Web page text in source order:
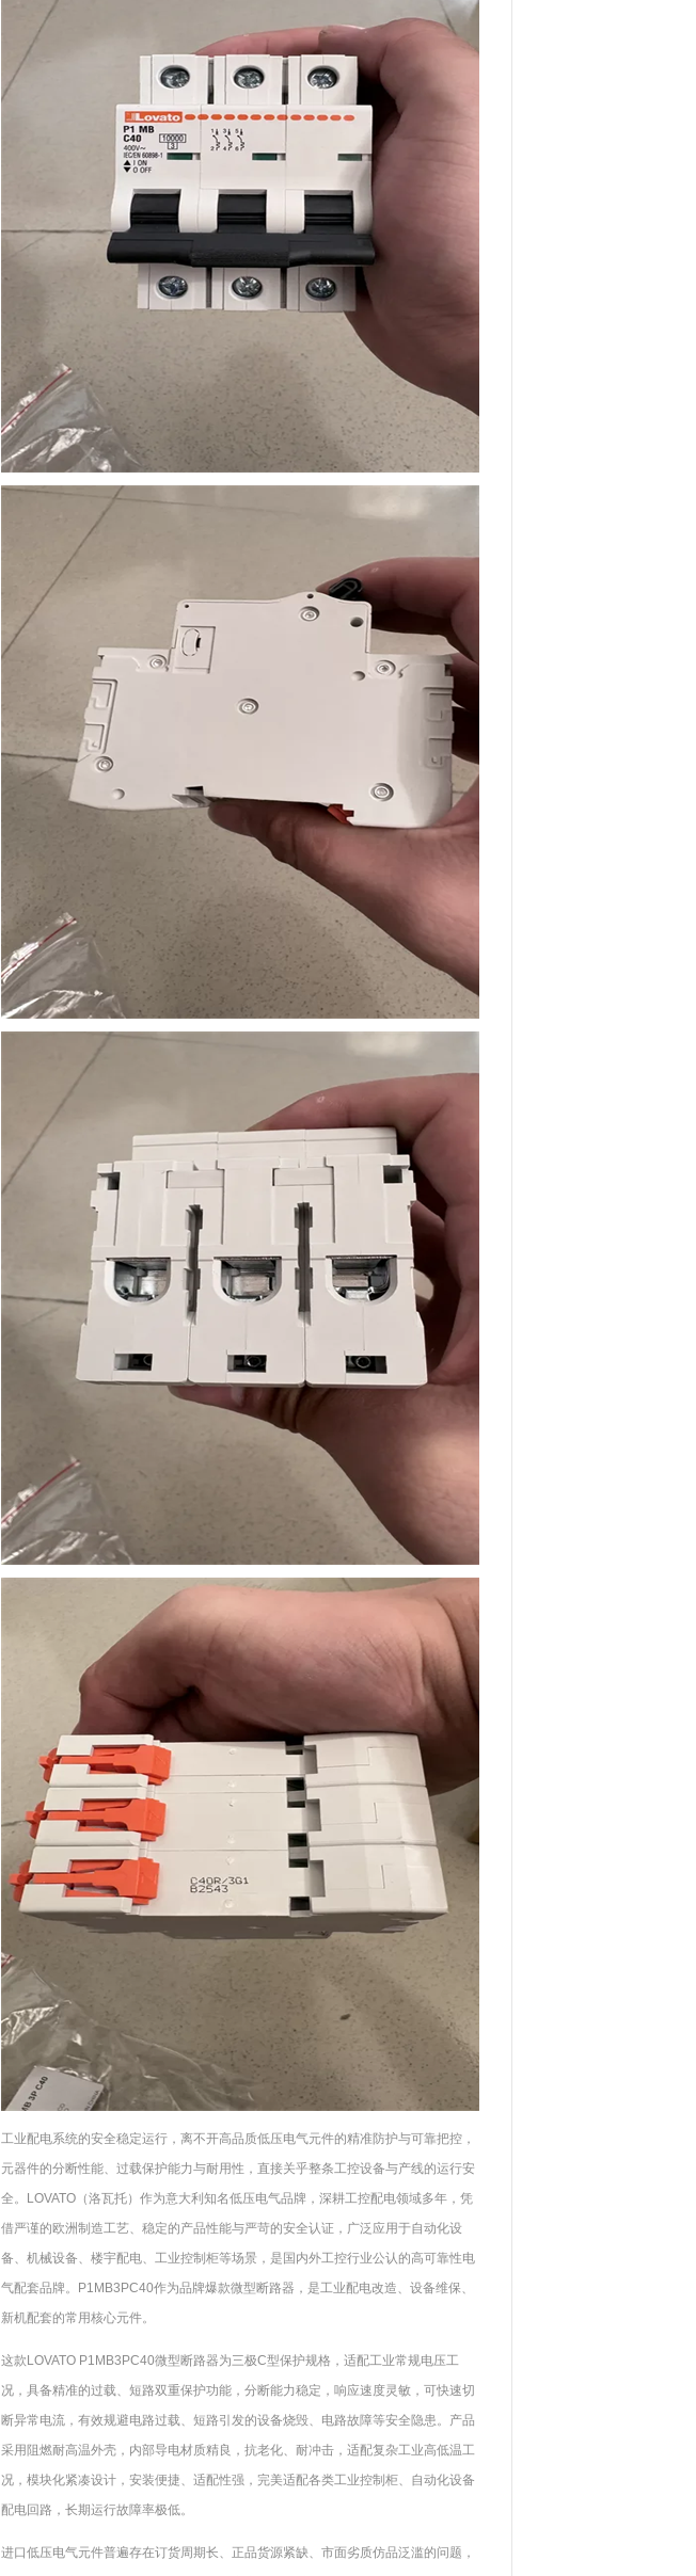
工业配电系统的安全稳定运行，离不开高品质低压电气元件的精准防护与可靠把控，
元器件的分断性能、过载保护能力与耐用性，直接关乎整条工控设备与产线的运行安
全。LOVATO（洛瓦托）作为意大利知名低压电气品牌，深耕工控配电领域多年，凭
借严谨的欧洲制造工艺、稳定的产品性能与严苛的安全认证，广泛应用于自动化设
备、机械设备、楼宇配电、工业控制柜等场景，是国内外工控行业公认的高可靠性电
气配套品牌。P1MB3PC40作为品牌爆款微型断路器，是工业配电改造、设备维保、
新机配套的常用核心元件。
这款LOVATO P1MB3PC40微型断路器为三极C型保护规格，适配工业常规电压工
况，具备精准的过载、短路双重保护功能，分断能力稳定，响应速度灵敏，可快速切
断异常电流，有效规避电路过载、短路引发的设备烧毁、电路故障等安全隐患。产品
采用阻燃耐高温外壳，内部导电材质精良，抗老化、耐冲击，适配复杂工业高低温工
况，模块化紧凑设计，安装便捷、适配性强，完美适配各类工业控制柜、自动化设备
配电回路，长期运行故障率极低。
进口低压电气元件普遍存在订货周期长、正品货源紧缺、市面劣质仿品泛滥的问题，